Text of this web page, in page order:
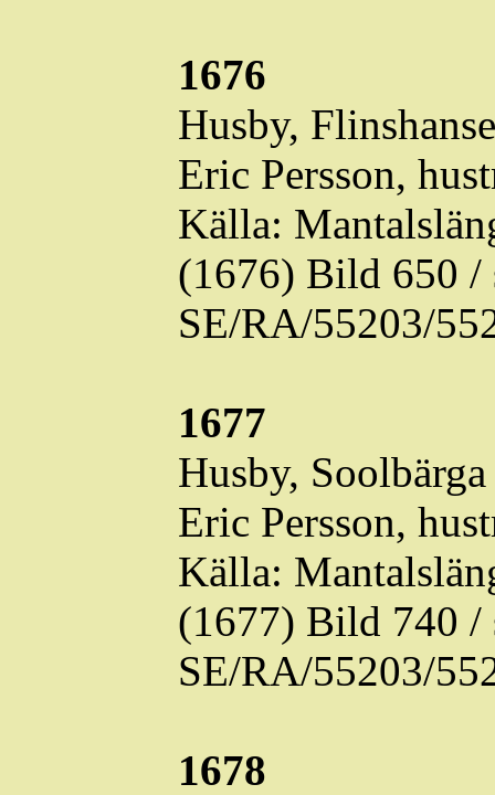
1676
Husby,
Eric Persson,
Källa:
(1676) Bild 650
SE/RA/55203/
1677
Husby, Soolbärga
Eric Persson,
Källa:
(1677) Bild 740
SE/RA/55203/
1678